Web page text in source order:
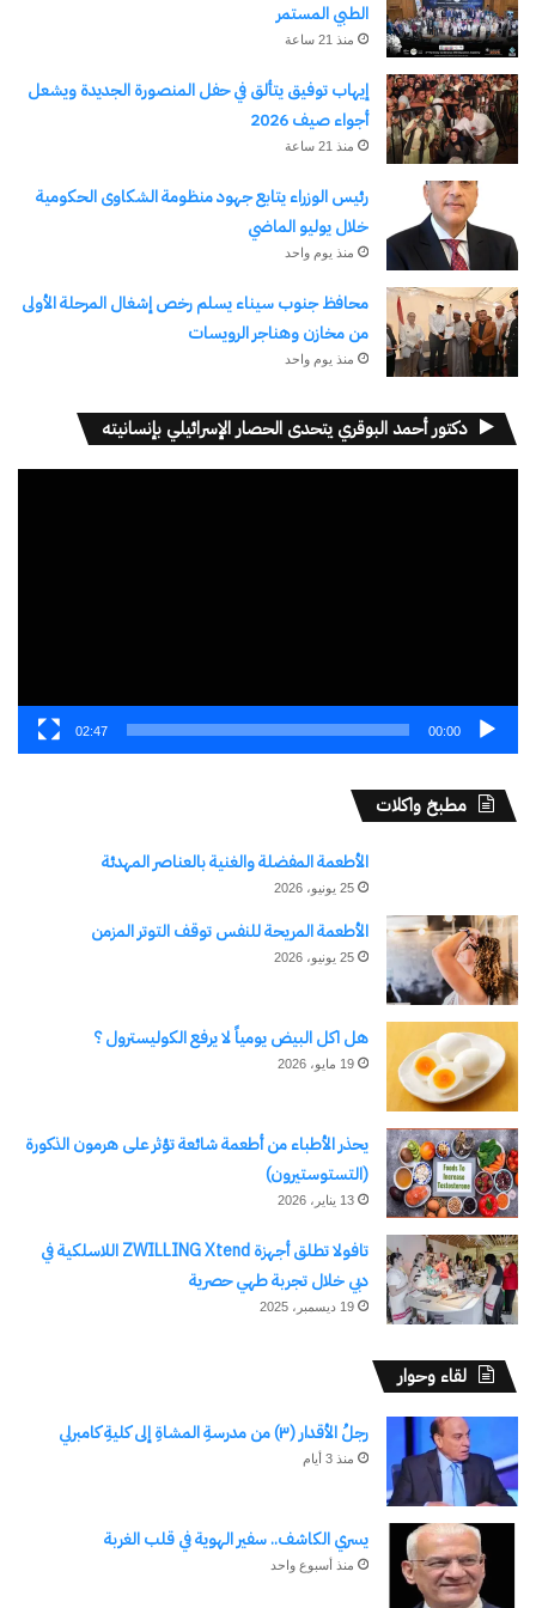
الطبي المستمر
منذ 21 ساعة
إيهاب توفيق يتألق في حفل المنصورة الجديدة ويشعل
أجواء صيف 2026
منذ 21 ساعة
رئيس الوزراء يتابع جهود منظومة الشكاوى الحكومية
خلال يوليو الماضي
منذ يوم واحد
محافظ جنوب سيناء يسلم رخص إشغال المرحلة الأولى
من مخازن وهناجر الرويسات
منذ يوم واحد
دكتور أحمد البوقري يتحدى الحصار الإسرائيلي بإنسانيته
00:00
02:47
مطبخ واكلات
الأطعمة المفضلة والغنية بالعناصر المهدئة
25 يونيو، 2026
الأطعمة المريحة للنفس توقف التوتر المزمن
25 يونيو، 2026
هل اكل البيض يومياً لا يرفع الكوليسترول ؟
19 مايو، 2026
يحذر الأطباء من أطعمة شائعة تؤثر على هرمون الذكورة
(التستوستيرون)
13 يناير، 2026
تافولا تطلق أجهزة ZWILLING Xtend اللاسلكية في
دبي خلال تجربة طهي حصرية
19 ديسمبر، 2025
لقاء وحوار
رجلُ الأقدار (٣) من مدرسةِ المشاةِ إلى كليةِ كامبرلي
منذ 3 أيام
يسري الكاشف.. سفير الهوية في قلب الغربة
منذ أسبوع واحد